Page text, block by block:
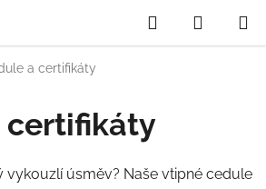
Hledat
KOŠÍK
a certifikáty
certifikáty
vykouzlí úsměv? Naše vtipné cedule